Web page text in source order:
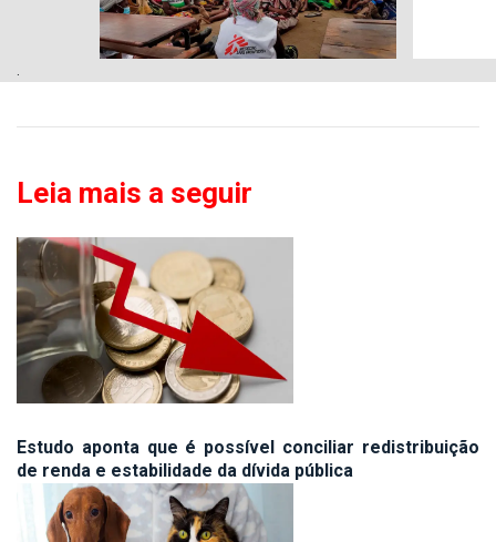
.
Leia mais a seguir
Estudo aponta que é possível conciliar redistribuição
de renda e estabilidade da dívida pública